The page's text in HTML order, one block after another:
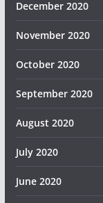
December 2020
November 2020
October 2020
September 2020
August 2020
July 2020
June 2020